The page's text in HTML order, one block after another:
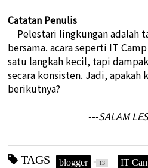
Catatan Penulis
Pelestari lingkungan adalah
bersama. acara seperti IT
satu langkah kecil, tapi
secara konsisten. Jadi, apakah
berikutnya?
---SALAM
TAGS blogger 13 IT